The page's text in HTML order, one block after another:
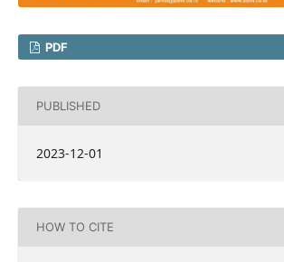
PDF
PUBLISHED
2023-12-01
HOW TO CITE